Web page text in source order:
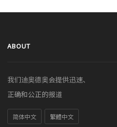
ABOUT
我们迪奥德奥会提供迅速、
正确和公正的报道
简体中文 繁體中文